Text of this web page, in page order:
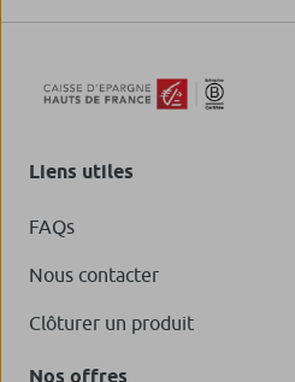
Liens utiles
FAQs
Nous contacter
Clôturer un produit
Nos offres